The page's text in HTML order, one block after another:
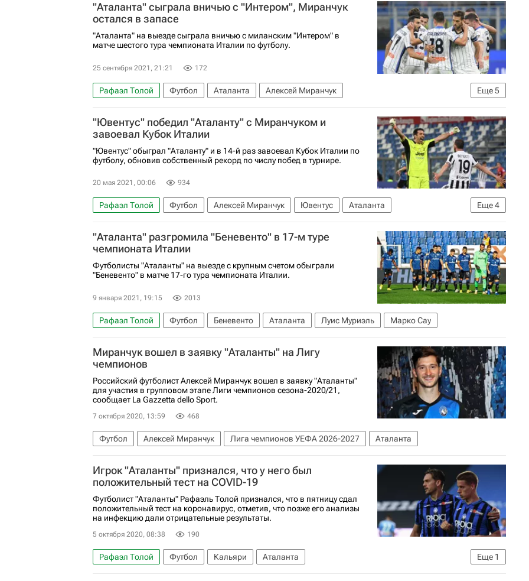
"Аталанта" сыграла вничью с "Интером", Миранчук
остался в запасе
"Аталанта" на выезде сыграла вничью с миланским "Интером" в
матче шестого тура чемпионата Италии по футболу.
25 сентября 2021, 21:21 172
Еще5
Рафаэл Толой Футбол Аталанта
Алексей Миранчук
Серия А 2026-2027 (Чемпионат Италии по футболу)
Интер
Лаутаро Мартинес
Руслан Малиновский
Эдин Джеко
"Ювентус" победил "Аталанту" с Миранчуком и
завоевал Кубок Италии
"Ювентус" обыграл "Аталанту" и в 14-й раз завоевал Кубок Италии по
футболу, обновив собственный рекорд по числу побед в турнире.
20 мая 2021, 00:06 934
Еще4
Рафаэл Толой Футбол Алексей Миранчук Ювентус
Аталанта
Руслан Малиновский
Деян Кулусевски Кубок Италии Федерико Кьеза
"Аталанта" разгромила "Беневенто" в 17-м туре
чемпионата Италии
Футболисты "Аталанты" на выезде с крупным счетом обыграли
"Беневенто" в матче 17-го тура чемпионата Италии.
9 января 2021, 19:15 2013
Рафаэл Толой Футбол Беневенто Аталанта Луис Муриэль Марко Сау
Миранчук вошел в заявку "Аталанты" на Лигу
чемпионов
Российский футболист Алексей Миранчук вошел в заявку "Аталанты"
для участия в групповом этапе Лиги чемпионов сезона-2020/21,
сообщает La Gazzetta dello Sport.
7 октября 2020, 13:59 468
Футбол Алексей Миранчук Лига чемпионов УЕФА 2026-2027 Аталанта
Игрок "Аталанты" признался, что у него был
положительный тест на COVID-19
Футболист "Аталанты" Рафаэль Толой признался, что в пятницу сдал
положительный тест на коронавирус, отметив, что позже его анализы
на инфекцию дали отрицательные результаты.
5 октября 2020, 08:38 190
Еще 1
Рафаэл Толой Футбол Кальяри
Аталанта
Спорт в условиях пандемии коронавируса